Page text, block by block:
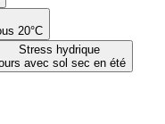
20°C
Stress hydrique
avec sol sec en été